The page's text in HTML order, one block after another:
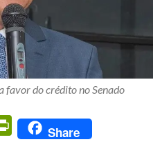
favor do crédito no Senado
PrintFriendly
Share